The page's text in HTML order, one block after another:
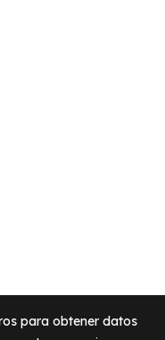
para obtener datos